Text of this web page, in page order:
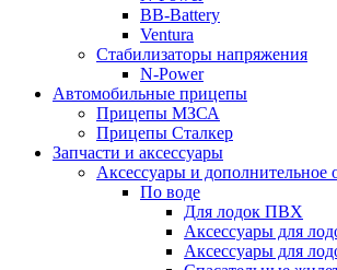
BB-Battery
Ventura
Стабилизаторы напряжения
N-Power
Автомобильные прицепы
Прицепы МЗСА
Прицепы Сталкер
Запчасти и аксессуары
Аксессуары и дополнительное
По воде
Для лодок ПВХ
Аксессуары для
Аксессуары для